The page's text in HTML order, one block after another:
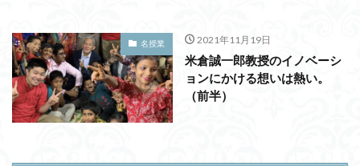
名授業 2021年11月19日
米倉誠一郎教授のイノベーシ
ョンにかける想いは熱い。
（前半）